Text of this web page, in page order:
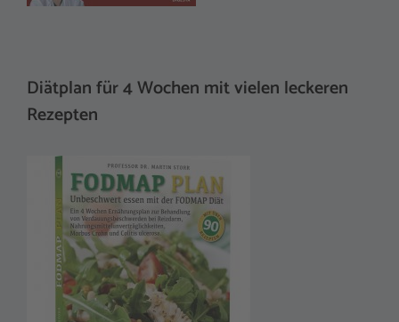
Diätplan für 4 Wochen mit vielen leckeren
Rezepten